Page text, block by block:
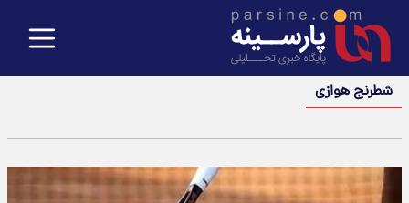
شطرنج هوازی